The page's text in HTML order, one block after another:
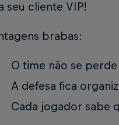
seu cliente VIP!
brabas:
O time não se
A defesa fica
Cada jogador sabe